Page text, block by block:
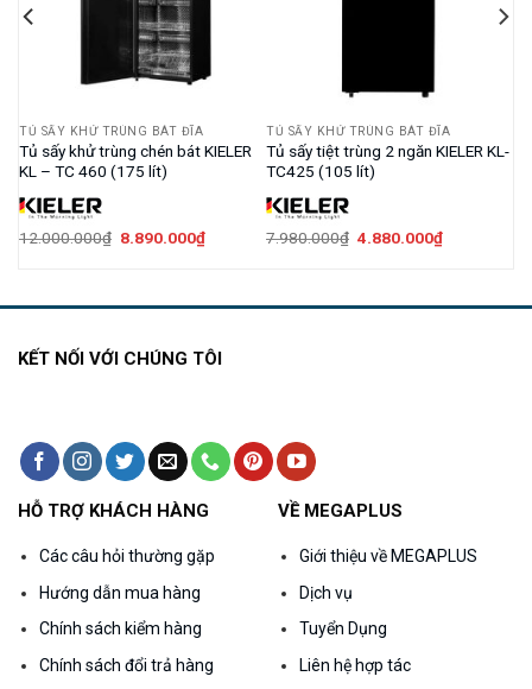
TỦ SẤY KHỬ TRÙNG BÁT ĐĨA
Tủ sấy khử trùng chén bát KIELER
KL – TC 460 (175 lít)
12.000.000₫ Giá
8.890.000₫Giá
TỦ SẤY KHỬ TRÙNG BÁT ĐĨA
Tủ sấy tiệt trùng 2 ngăn KIELER KL-
TC425 (105 lít)
7.980.000₫ Giá
4.880.000₫Giá
KẾT NỐI VỚI CHÚNG TÔI
HỖ TRỢ KHÁCH HÀNG
Các câu hỏi thường gặp
Hướng dẫn mua hàng
Chính sách kiểm hàng
Chính sách đổi trả hàng
VỀ MEGAPLUS
Giới thiệu về MEGAPLUS
Dịch vụ
Tuyển Dụng
Liên hệ hợp tác